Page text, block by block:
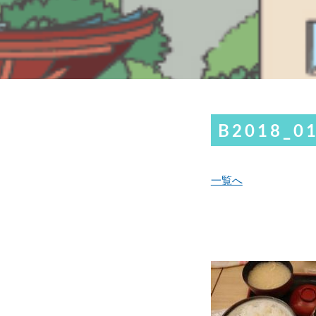
一覧へ